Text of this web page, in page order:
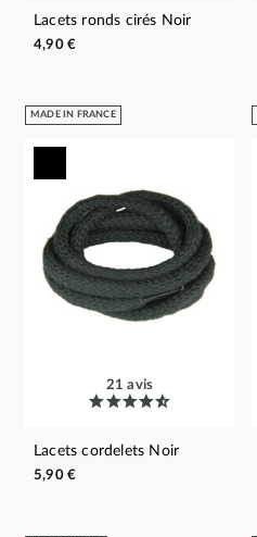
Lacets ronds cirés Noir
4,90 €
MADE IN FRANCE
21 avis
Lacets cordelets Noir
5,90 €